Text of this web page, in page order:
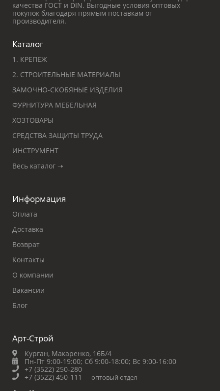
качества ГОСТ и DIN. Выгодные условия оптовых
покупок благодаря прямым поставкам от
производителя.
Каталог
1. КРЕПЕЖ
2. СТРОИТЕЛЬНЫЕ МАТЕРИАЛЫ
ЗАМОЧНО-СКОБЯНЫЕ ИЗДЕЛИЯ
ФУРНИТУРА МЕБЕЛЬНАЯ
ХОЗТОВАРЫ
СРЕДСТВА ЗАЩИТЫ ТРУДА
ИНСТРУМЕНТ
Весь каталог ➝
Информация
Оплата
Доставка
Возврат
Контакты
О компании
Вакансии
Блог
Арт-Строй
Курган, Макаренко, 16Б/4
Пн-Пт 9:00-19:00; Сб 9:00-18:00; Вс 9:00-16:00
+7 (3522) 250-280
+7 (3522) 450-111
оптовый отдел